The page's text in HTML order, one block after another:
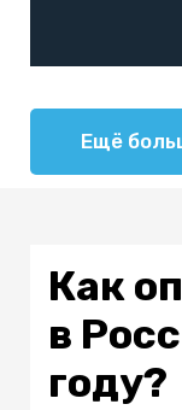
Ещё
Как
в
году?